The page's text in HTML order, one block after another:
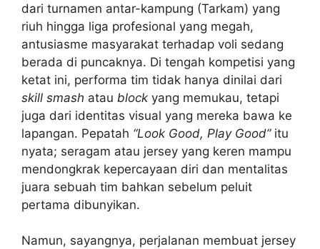
dari turnamen antar-kampung (Tarkam) yang
riuh hingga liga profesional yang megah,
antusiasme masyarakat terhadap voli sedang
berada di puncaknya. Di tengah kompetisi yang
ketat ini, performa tim tidak hanya dinilai dari
skill smash atau block yang memukau, tetapi
juga dari identitas visual yang mereka bawa ke
lapangan. Pepatah “Look Good, Play Good”itu
nyata; seragam atau jersey yang keren mampu
mendongkrak kepercayaan diri dan mentalitas
juara sebuah tim bahkan sebelum peluit
pertama dibunyikan.
Namun, sayangnya, perjalanan membuat jersey